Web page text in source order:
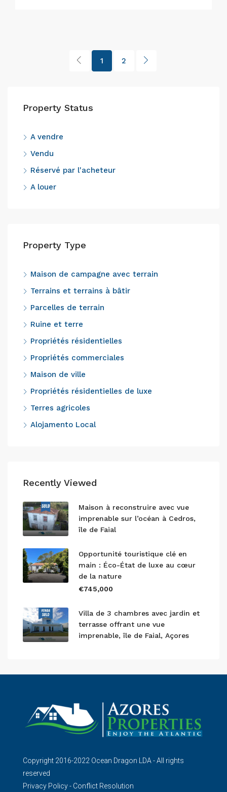
1 2
Property Status
A vendre
Vendu
Réservé par l'acheteur
A louer
Property Type
Maison de campagne avec terrain
Terrains et terrains à bâtir
Parcelles de terrain
Ruine et terre
Propriétés résidentielles
Propriétés commerciales
Maison de ville
Propriétés résidentielles de luxe
Terres agricoles
Alojamento Local
Recently Viewed
Maison à reconstruire avec vue
imprenable sur l’océan à Cedros,
île de Faial
Opportunité touristique clé en
main : Éco-État de luxe au cœur
de la nature
€745,000
Villa de 3 chambres avec jardin et
terrasse offrant une vue
imprenable, île de Faial, Açores
Copyright 2016-2022 Ocean Dragon LDA - All rights
reserved
Privacy Policy- Conflict Resolution